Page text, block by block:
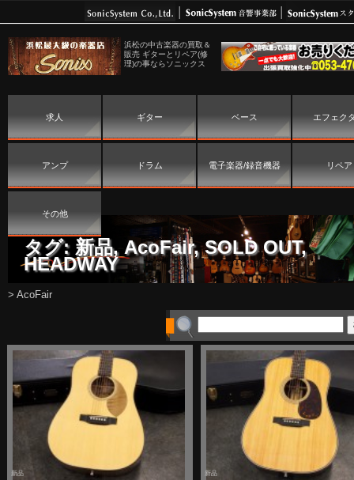
浜松の中古楽器の買取＆
販売 ギターとリペア(修
理)の事ならソニックス
求人 ギター ベース エフェク
アンプ ドラム 電子楽器/録音機器 リペア
その他
タグ: 新品, AcoFair,SOLD OUT,
HEADWAY
> AcoFair
新品 新品